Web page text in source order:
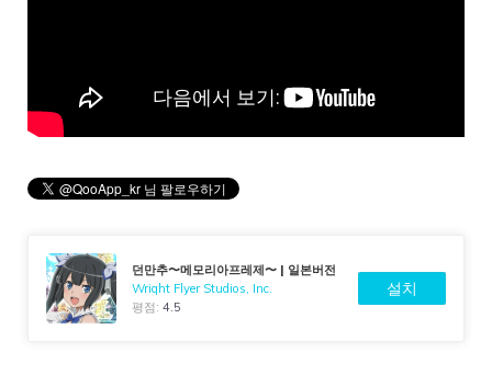
던만추〜메모리아프레제〜 | 일본버전
Wright Flyer Studios, Inc.
평점:4.5
설치